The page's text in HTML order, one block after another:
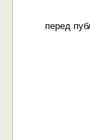
перед